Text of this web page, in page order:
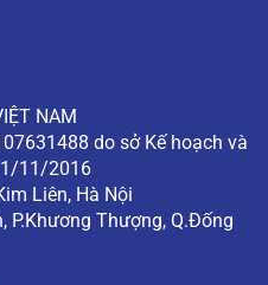
NAM
do sở Kế hoạch và
11/2016
Liên, Hà Nội
P.Khương Thượng, Q.Đống